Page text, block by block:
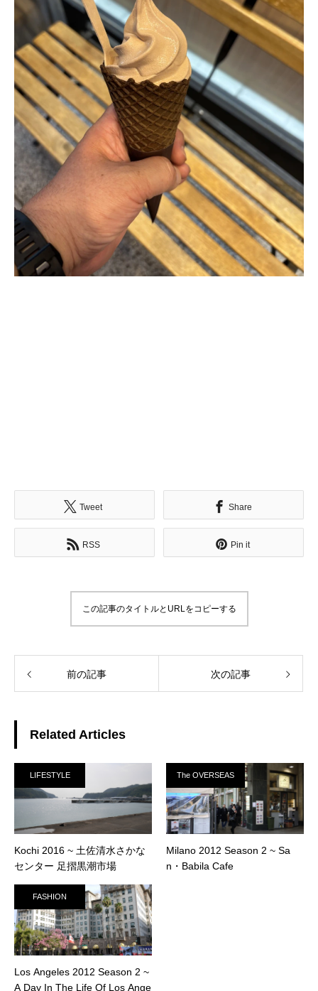
Tweet Share
RSS Pin it
この記事のタイトルとURLをコピーする
前の記事 次の記事
Related Articles
LIFESTYLE
Kochi 2016 ~ 土佐清水さかな
センター 足摺黒潮市場
The OVERSEAS
Milano 2012 Season 2 ~ Sa
n・Babila Cafe
FASHION
Los Angeles 2012 Season 2 ~
A Day In The Life Of Los Ange